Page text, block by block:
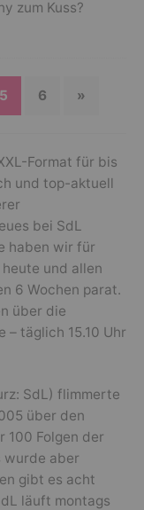
zum Kuss?
5 6 »
Format für bis
und top-aktuell
bei SdL
haben wir für
und allen
6 Wochen parat.
über die
– täglich 15.10 Uhr
SdL) flimmerte
über den
100 Folgen der
wurde aber
gibt es acht
läuft montags